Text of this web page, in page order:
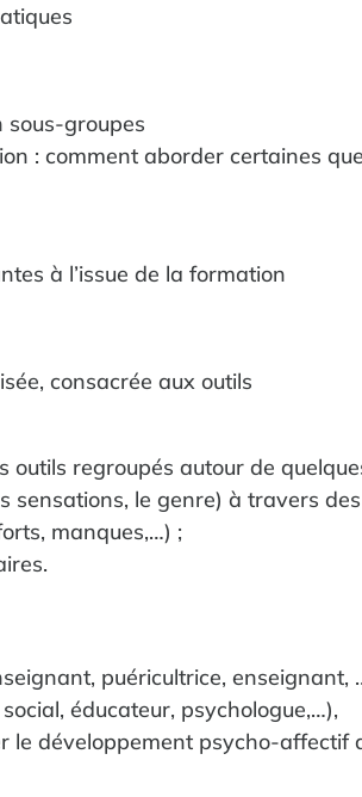
sous-groupes
: comment aborder certaines
à l’issue de la formation
consacrée aux outils
outils regroupés autour de
sensations, le genre) à travers
manques,…) ;
puéricultrice, enseignant,
éducateur, psychologue,…),
développement psycho-affectif